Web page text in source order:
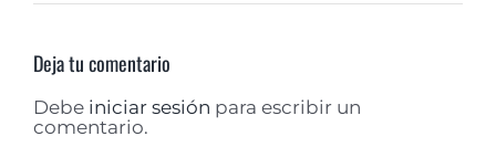
Deja tu comentario
Debe iniciar sesión para escribir un
comentario.